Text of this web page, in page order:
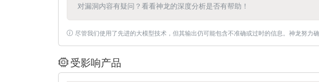
对漏洞内容有疑问？看看神龙的深度分析是否有帮助！
尽管我们使用了先进的大模型技术，但其输出仍可能包含不准确或过时的信息。神龙努力
受影响产品